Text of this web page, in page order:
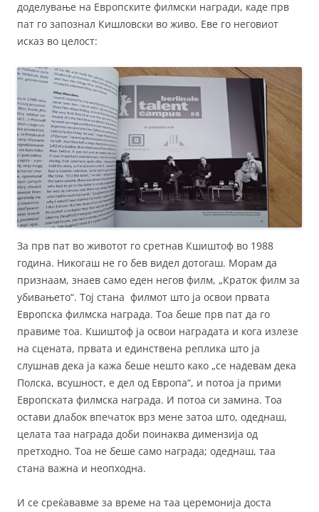
доделување на Европските филмски награди, каде прв
пат го запознал Кишловски во живо. Еве го неговиот
исказ во целост:
За прв пат во животот го сретнав Кшиштоф во 1988
година. Никогаш не го бев видел дотогаш. Морам да
признаам, знаев само еден негов филм, „Краток филм за
убивањето“. Тој стана филмот што ја освои првата
Европска филмска награда. Тоа беше прв пат да го
правиме тоа. Кшиштоф ја освои наградата и кога излезе
на сцената, првата и единствена реплика што ја
слушнав дека ја кажа беше нешто како „се надевам дека
Полска, всушност, е дел од Европа“, и потоа ја прими
Европската филмска награда. И потоа си замина. Тоа
остави длабок впечаток врз мене затоа што, одеднаш,
целата таа награда доби поинаква димензија од
претходно. Тоа не беше само награда; одеднаш, таа
стана важна и неопходна.
И се среќававме за време на таа церемонија доста